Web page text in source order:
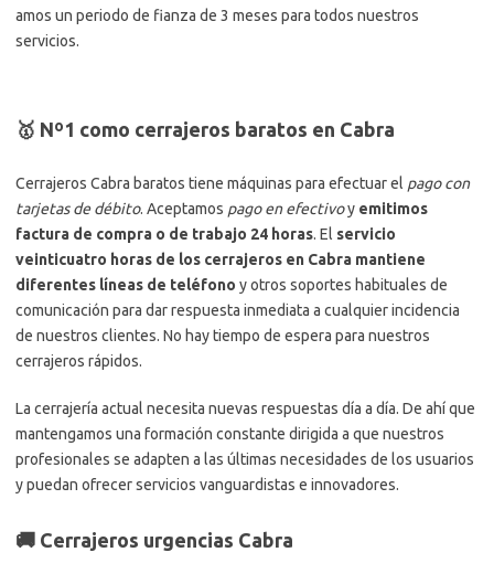
amos un periodo de fianza de 3 meses para todos nuestros
servicios.
🥇 Nº1 como cerrajeros baratos en Cabra
Cerrajeros Cabra baratos tiene máquinas para efectuar el pago con
tarjetas de débito. Aceptamos pago en efectivoy emitimos
factura de compra o de trabajo 24 horas. El servicio
veinticuatro horas de los cerrajeros en Cabra mantiene
diferentes líneas de teléfono y otros soportes habituales de
comunicación para dar respuesta inmediata a cualquier incidencia
de nuestros clientes. No hay tiempo de espera para nuestros
cerrajeros rápidos.
La cerrajería actual necesita nuevas respuestas día a día. De ahí que
mantengamos una formación constante dirigida a que nuestros
profesionales se adapten a las últimas necesidades de los usuarios
y puedan ofrecer servicios vanguardistas e innovadores.
🚚 Cerrajeros urgencias Cabra